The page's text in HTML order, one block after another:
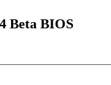
Beta BIOS